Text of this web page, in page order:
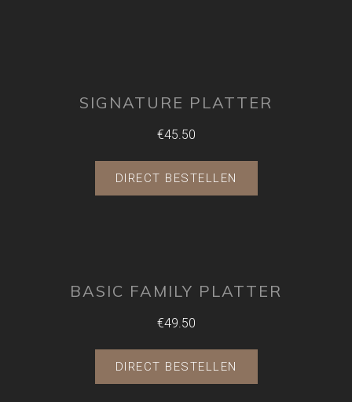
SIGNATURE PLATTER
€45.50
DIRECT BESTELLEN
BASIC FAMILY PLATTER
€49.50
DIRECT BESTELLEN